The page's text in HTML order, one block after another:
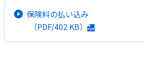
保険料の払い込み
（PDF/402 KB）